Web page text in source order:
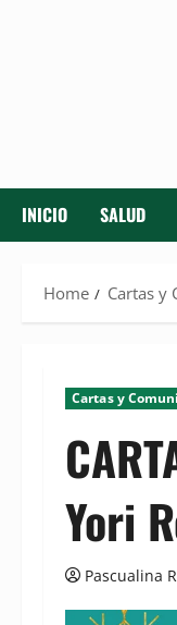
INICIO SALUD
Home Cartas y
Cartas y
Yori
Pascualina